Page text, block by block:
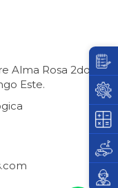
Alma Rosa 2do.
Este.